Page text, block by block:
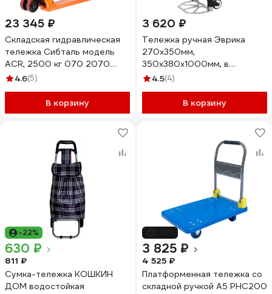
23 345 ₽
Складская гидравлическая
тележка Сибталь модель
ACR, 2500 кг 070 2070
2510
4.6(5)
В корзину
3 620 ₽
Тележка ручная Эврика
270x350мм,
350x380x1000мм, в
сл.виде:50x310x610мм, г/п
4.5(4)
В корзину
-22%
630 ₽
811 ₽
Сумка-тележка КОШКИН
ДОМ водостойкая
3 825 ₽
4 525 ₽
Платформенная тележка со
складной ручкой А5 PHC200